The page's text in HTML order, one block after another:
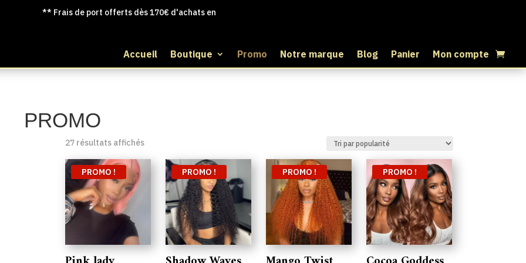
** Frais de port offerts dès 170€ d'achats en France
Accueil Boutique Promo Notre marque Blog Panier Mon compte
PROMO
27 résultats affichésTrié
popularité
PROMO ! PROMO ! PROMO ! PROMO !